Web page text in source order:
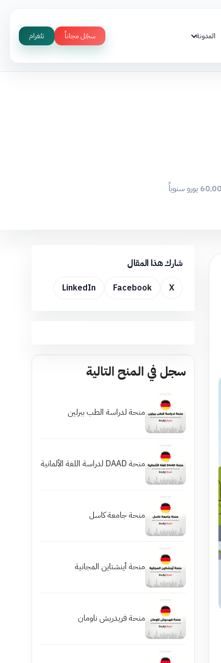
المدونة سجّل مجاناً تلغرام
شارك هذا المقال
X
Facebook
LinkedIn
سجل في المنح التالية
منحة لدراسة الطب ببرلين
منحة DAAD لدراسة اللغة الألمانية
منحة جامعة كاسل
منحة أينشتاين المجانية
منحة فريدريش ناومان